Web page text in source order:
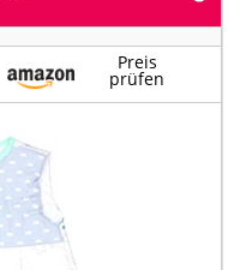
Preis
prüfen